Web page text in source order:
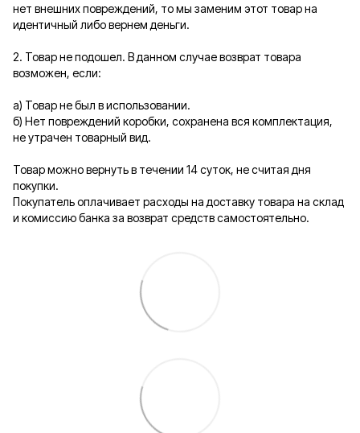
нет внешних повреждений, то мы заменим этот товар на
идентичный либо вернем деньги.
2. Товар не подошел. В данном случае возврат товара
возможен, если:
а) Товар не был в использовании.
б) Нет повреждений коробки, сохранена вся комплектация,
не утрачен товарный вид.
Товар можно вернуть в течении 14 суток, не считая дня
покупки.
Покупатель оплачивает расходы на доставку товара на склад
и комиссию банка за возврат средств самостоятельно.